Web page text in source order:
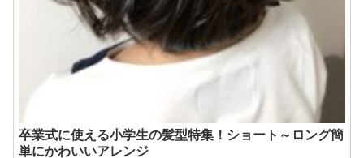
卒業式に使える小学生の髪型特集！ショート～ロング簡
単にかわいいアレンジ